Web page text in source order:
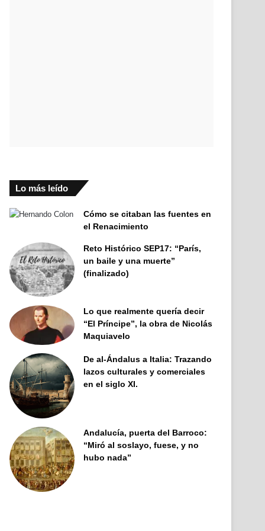
Lo más leído
Cómo se citaban las fuentes en
el Renacimiento
Reto Histórico SEP17: “París,
un baile y una muerte”
(finalizado)
Lo que realmente quería decir
“El Príncipe”, la obra de Nicolás
Maquiavelo
De al-Ándalus a Italia: Trazando
lazos culturales y comerciales
en el siglo XI.
Andalucía, puerta del Barroco:
“Miró al soslayo, fuese, y no
hubo nada”